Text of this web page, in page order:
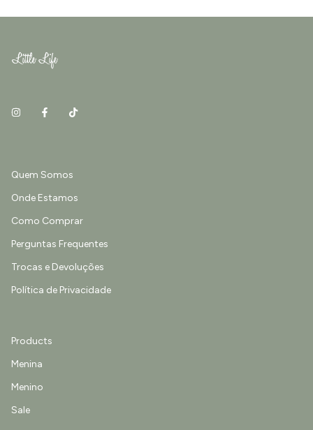
Quem Somos
Onde Estamos
Como Comprar
Perguntas Frequentes
Trocas e Devoluções
Política de Privacidade
Products
Menina
Menino
Sale